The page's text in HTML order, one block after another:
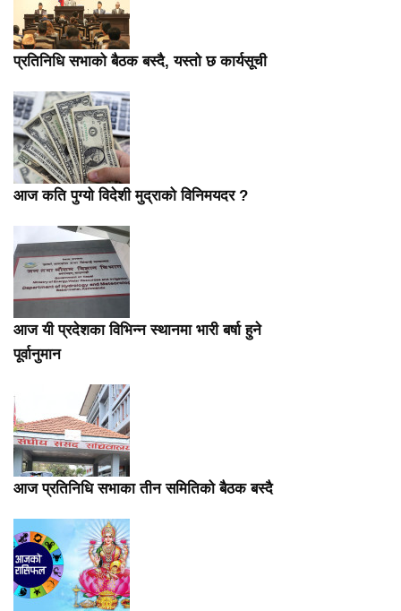
प्रतिनिधि सभाको बैठक बस्दै, यस्तो छ कार्यसूची
आज कति पुग्यो विदेशी मुद्राको विनिमयदर ?
आज यी प्रदेशका विभिन्न स्थानमा भारी बर्षा हुने
पूर्वानुमान
आज प्रतिनिधि सभाका तीन समितिको बैठक बस्दै